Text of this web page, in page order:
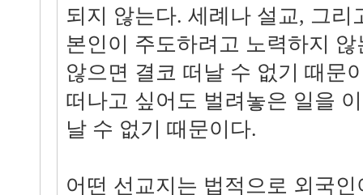
되지 않는다. 세례나 설교, 그리
본인이 주도하려고 노력하지
않으면 결코 떠날 수 없기 때문
떠나고 싶어도 벌려놓은 일을
날 수 없기 때문이다.
어떤 선교지는 법적으로 외국